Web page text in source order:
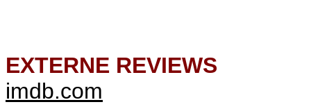
EXTERNE REVIEWS
imdb.com